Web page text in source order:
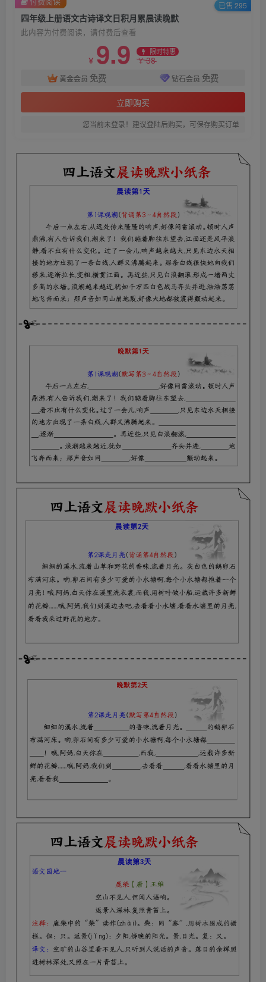
四年级上册语文古诗译文日积月累晨读晚默
此内容为付费阅读，请付费后查看
￥ 9.9 限时特惠
￥38
黄金会员 免费 钻石会员 免费
立即购买
您当前未登录！建议登陆后购买，可保存购买订单
已售 295